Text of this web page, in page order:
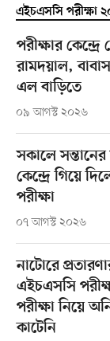
এইচএসসি পরীক্ষা
পরীক্ষার
রামদয়াল,
এল বাড়িতে
০৯ আগস্ট ২০২৬
সকালে
কেন্দ্রে গিয়ে
পরীক্ষা
০৭ আগস্ট ২০২৬
নাটোরে
এইচএসসি
পরীক্ষা নিয়ে
কাটেনি